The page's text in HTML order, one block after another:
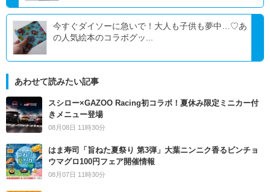
今すぐダイソーに急いで！大人も子供も夢中…♡あ
の人気絵本のコラボグッ...
あわせて読みたい記事
スシロー×GAZOO Racing初コラボ！夏休み限定ミニカー付
きメニュー登場
08月08日 11時30分
はま寿司「旨ねた夏祭り 第3弾」大葉ニンニク香るビンチョ
ウマグロ100円フェア開催情報
08月07日 11時30分